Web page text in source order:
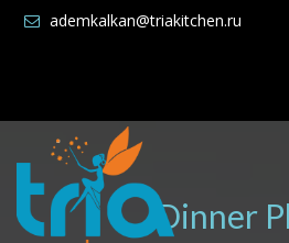
ademkalkan@triakitchen.ru
Dinner